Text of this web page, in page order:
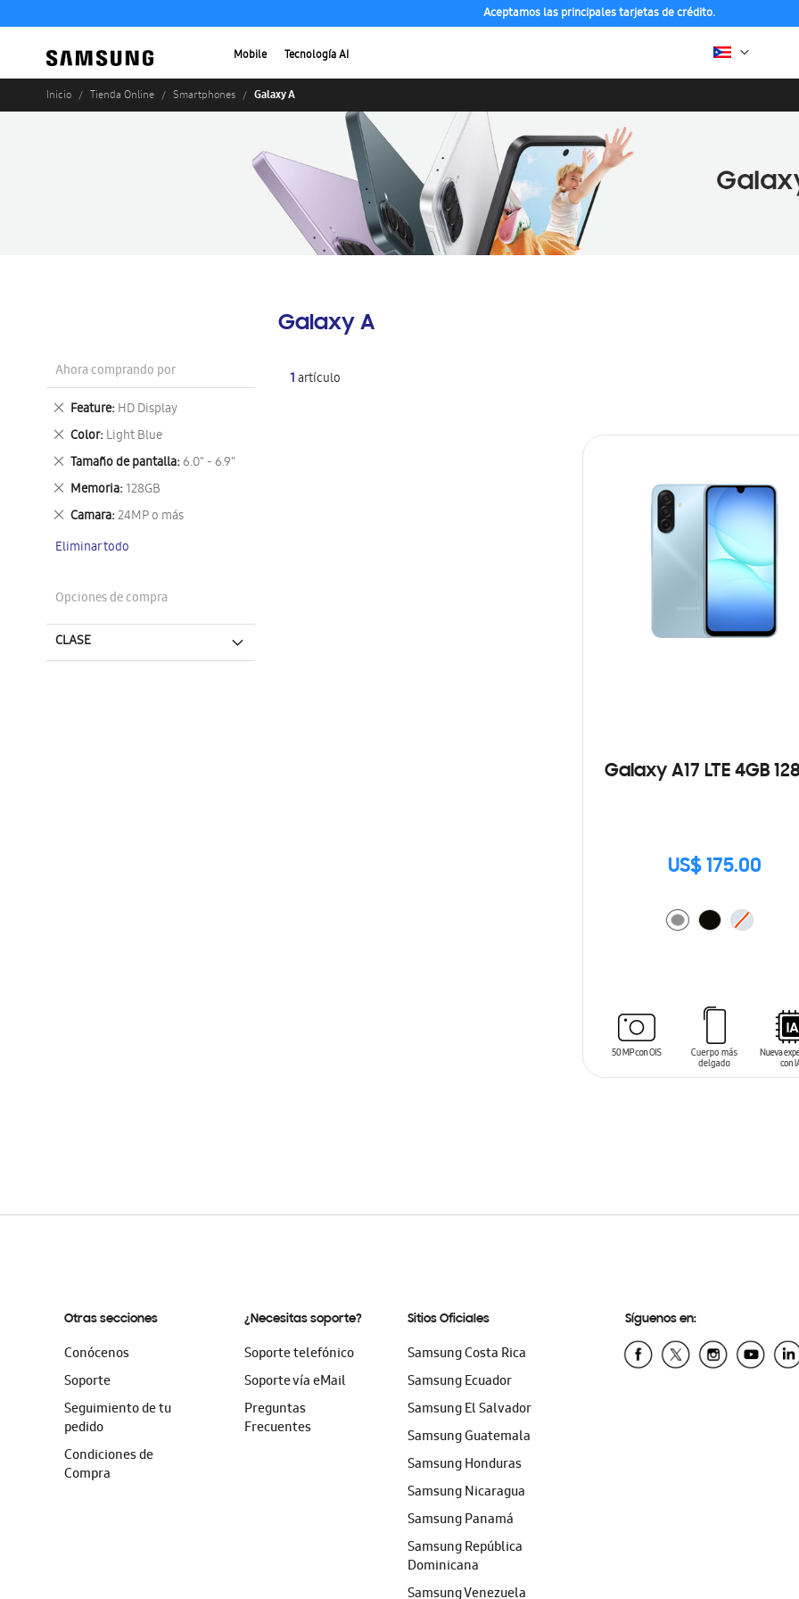
Aceptamos las principales tarjetas de crédito.
Mobile Tecnología AI
Inicio Tienda Online Smartphones Galaxy A
Galaxy A
1artículo
Galaxy A17 LTE 4GB
US$ 175.00
Ahora comprando por
Feature HD Display
Eliminar
este
artículo
Color Light Blue
Eliminar
este
artículo
Tamaño de pantalla 6.0" - 6.9"
Eliminar
este
artículo
Memoria 128GB
Eliminar
este
artículo
Camara 24MP o más
Eliminar
artículo
Eliminar todo
Opciones de compra
CLASE
Otras secciones
Conócenos
Soporte
Seguimiento de tu
pedido
Condiciones de
Compra
¿Necesitas soporte?
Soporte telefónico
Soporte vía eMail
Preguntas
Frecuentes
Sitios Oficiales
Samsung Costa Rica
Samsung Ecuador
Samsung El Salvador
Samsung Guatemala
Samsung Honduras
Samsung Nicaragua
Samsung Panamá
Samsung República
Dominicana
Samsung Venezuela
Síguenos en: